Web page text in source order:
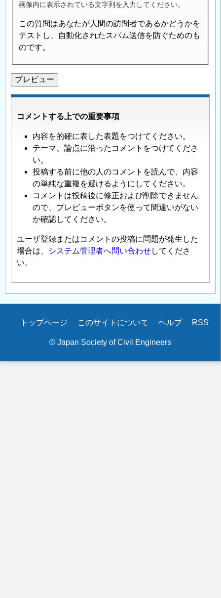
画像内に表示されている文字列を入力してください。
この質問はあなたが人間の訪問者であるかどうかを
テストし、自動化されたスパム送信を防ぐためのも
のです。
コメントする上での重要事項
内容を的確に表した表題をつけてください。
テーマ、論点に沿ったコメントをつけてくださ
い。
投稿する前に他の人のコメントを読んで、内容
の単純な重複を避けるようにしてください。
コメントは投稿後に修正および削除できません
ので、プレビューボタンを使って間違いがない
か確認してください。
ユーザ登録またはコメントの投稿に問題が発生した
場合は、
システム管理者へ問い合わせしてくださ
い。
Secondary
トップページ このサイトについて ヘルプ RSS
© Japan Society of Civil Engineers